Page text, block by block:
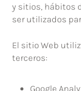
y sitios, hábitos
ser utilizados
El sitio Web
terceros: